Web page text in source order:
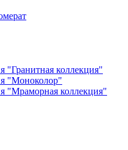
"Гранитная коллекция"
"Моноколор"
"Мраморная коллекция"